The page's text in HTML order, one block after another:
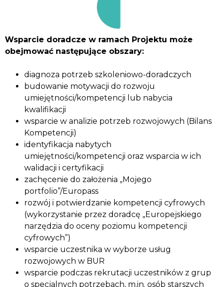
Wsparcie doradcze w ramach Projektu może
obejmować następujące obszary:
diagnoza potrzeb szkoleniowo-doradczych
budowanie motywacji do rozwoju
umiejętności/kompetencji lub nabycia
kwalifikacji
wsparcie w analizie potrzeb rozwojowych (Bilans
Kompetencji)
identyfikacja nabytych
umiejętności/kompetencji oraz wsparcia w ich
walidacji i certyfikacji
zachęcenie do założenia „Mojego
portfolio”/Europass
rozwój i potwierdzanie kompetencji cyfrowych
(wykorzystanie przez doradcę „Europejskiego
narzędzia do oceny poziomu kompetencji
cyfrowych”)
wsparcie uczestnika w wyborze usług
rozwojowych w BUR
wsparcie podczas rekrutacji uczestników z grup
o specjalnych potrzebach, m.in. osób starszych